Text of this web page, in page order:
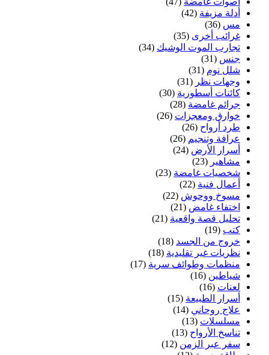
أدلة مزيفة (42)
مس (36)
غرائب أخرى (35)
تجارب الموت الوشيك (34)
جنس (31)
شلل نوم (31)
وجهات نظر (31)
كائنات أسطورية (30)
جرائم غامضة (28)
خوارق ومعجزات (26)
طرد أرواح (26)
عرافة وتنجيم (26)
أسرار الأرض (24)
مشاهير (23)
شخصيات غامضة (23)
أعمال فنية (22)
مسوخ ووحوش (22)
اختفاء غامض (21)
تحليل قصة واقعية (21)
كتب (19)
خروج من الجسد (18)
نظريات غير تقليدية (18)
منظمات وطوائف سرية (17)
شياطين (16)
لعنات (16)
أسرار الطبيعة (15)
علاج روحاني (14)
مسلسلات (13)
تناسخ الأرواح (13)
سفر عبر الزمن (12)